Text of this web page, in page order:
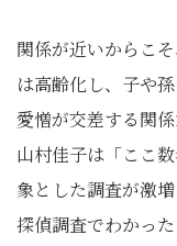
関係が近いからこ
は高齢化し、子や
愛憎が交差する関
山村佳子は「ここ
象とした調査が激
探偵調査でわかっ